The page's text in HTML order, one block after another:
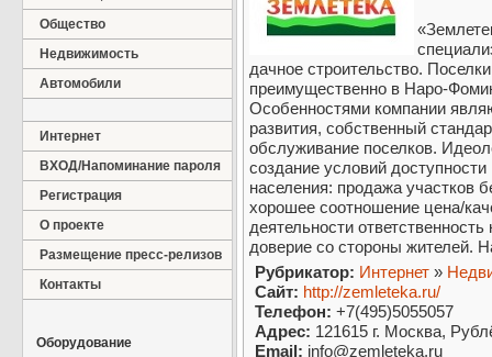
Общество
Недвижимость
Автомобили
Интернет
ВХОД/Напоминание пароля
Регистрация
О проекте
Размещение пресс-релизов
Контакты
Оборудование
дачное строительство.
преимущественно в Наро-
Особенностями компании
развития, собственный
обслуживание поселков.
создание условий
населения: продажа участков
хорошее соотношение цена/
деятельности
доверие со стороны жителей.
Рубрикатор: Интернет »
Сайт: http://zemleteka.ru/
Телефон: +7(495)5055057
Адрес: 121615 г. Москва,
Email: info@zemleteka.ru